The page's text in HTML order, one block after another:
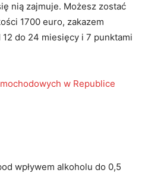
nią zajmuje. Możesz zostać
1700 euro, zakazem
do 24 miesięcy i 7 punktami
w Republice
wpływem alkoholu do 0,5